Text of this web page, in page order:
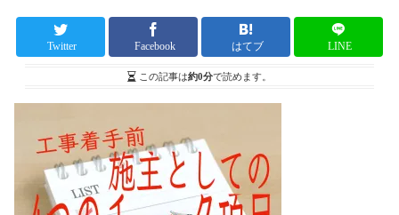
Twitter Facebook はてブ LINE
この記事は約0分で読めます。